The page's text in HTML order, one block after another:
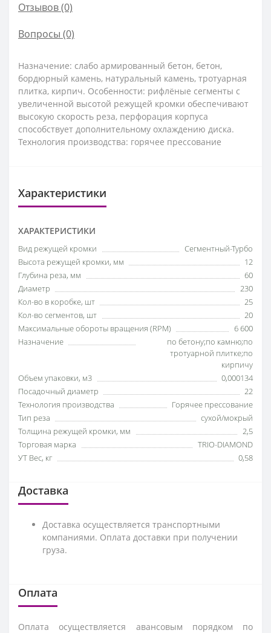
Отзывов (0)
Вопросы (0)
Назначение: слабо армированный бетон, бетон,
бордюрный камень, натуральный камень, тротуарная
плитка, кирпич. Особенности: рифлёные сегменты с
увеличенной высотой режущей кромки обеспечивают
высокую скорость реза, перфорация корпуса
способствует дополнительному охлаждению диска.
Технология производства: горячее прессование
Характеристики
ХАРАКТЕРИСТИКИ
Вид режущей кромки
Сегментный-Турбо
Высота режущей кромки, мм
12
Глубина реза, мм
60
Диаметр
230
Кол-во в коробке, шт
25
Кол-во сегментов, шт
20
Максимальные обороты вращения (RPM)
6 600
Назначение
по бетону;по камню;по
тротуарной плитке;по
кирпичу
Объем упаковки, м3
0,000134
Посадочный диаметр
22
Технология производства
Горячее прессование
Тип реза
сухой/мокрый
Толщина режущей кромки, мм
2,5
Торговая марка
TRIO-DIAMOND
УТ Вес, кг
0,58
Доставка
Доставка осуществляется транспортными
компаниями. Оплата доставки при получении
груза.
Оплата
Оплата осуществляется авансовым порядком по